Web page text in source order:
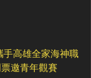
手高雄全家海神職
邀青年觀賽